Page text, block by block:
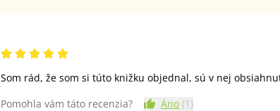
Som rád, že som si túto knižku objednal, sú v nej
Pomohla vám táto recenzia?
Áno (1 )